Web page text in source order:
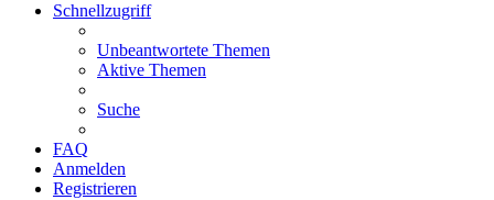
Schnellzugriff
Unbeantwortete Themen
Aktive Themen
Suche
FAQ
Anmelden
Registrieren